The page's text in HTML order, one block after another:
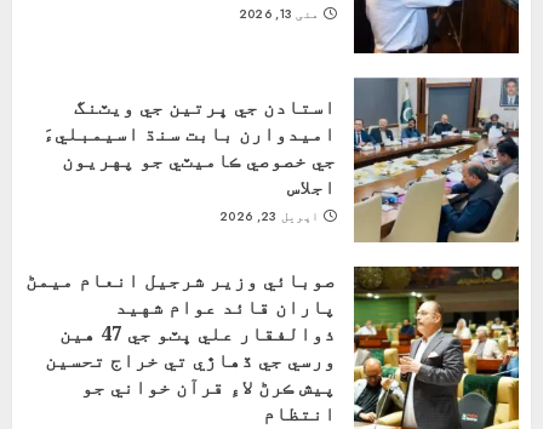
مئی 13, 2026
استادن جي ڀرتين جي ويٽنگ
اميدوارن بابت سنڌ اسيمبليءَ
جي خصوصي ڪاميٽي جو پهريون
اجلاس
اپریل 23, 2026
صوبائي وزير شرجيل انعام ميمڻ
پاران قائد عوام شهيد
ذوالفقار علي ڀٽو جي 47 هين
ورسي جي ڏهاڙي تي خراج تحسين
پيش ڪرڻ لاءِ قرآن خواني جو
انتظام